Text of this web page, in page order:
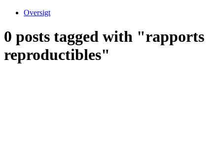
Oversigt
0 posts tagged with "rapports
reproductibles"